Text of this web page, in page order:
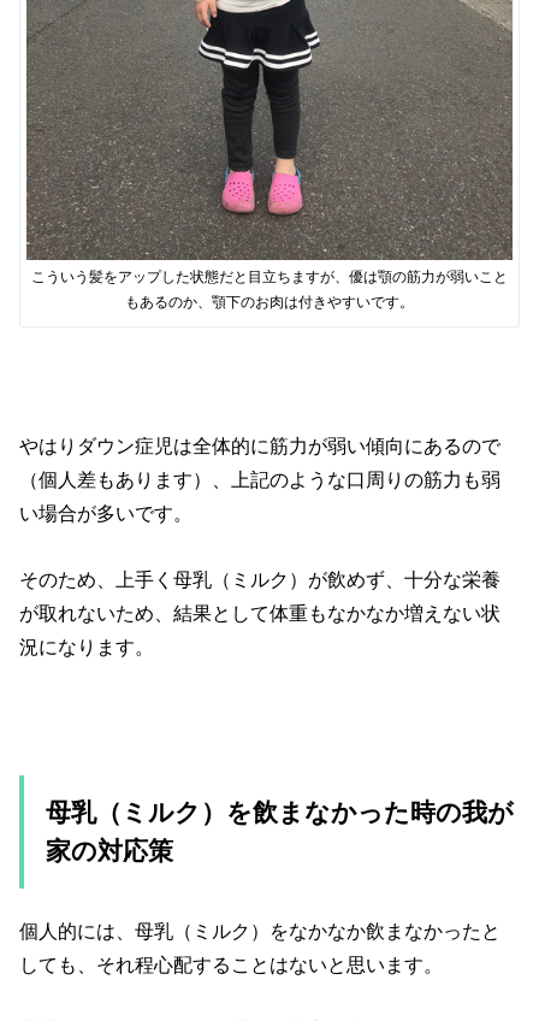
こういう髪をアップした状態だと目立ちますが、優は顎の筋力が弱いこと
もあるのか、顎下のお肉は付きやすいです。
やはりダウン症児は全体的に筋力が弱い傾向にあるので
（個人差もあります）、上記のような口周りの筋力も弱
い場合が多いです。
そのため、上手く母乳（ミルク）が飲めず、十分な栄養
が取れないため、結果として体重もなかなか増えない状
況になります。
母乳（ミルク）を飲まなかった時の我が
家の対応策
個人的には、母乳（ミルク）をなかなか飲まなかったと
しても、それ程心配することはないと思います。